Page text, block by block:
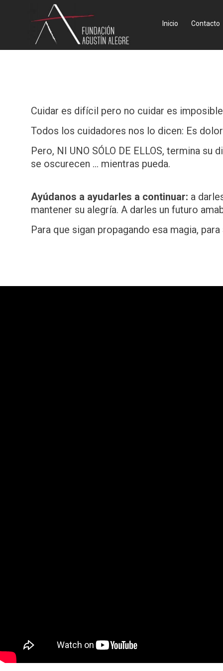
Inicio Contacto
Cuidar es difícil pero no cuidar es
Todos los cuidadores nos lo dicen: Es
Pero, NI UNO SÓLO DE ELLOS, termina
se oscurecen ... mientras pueda.
Ayúdanos a ayudarles a continuar: a
mantener su alegría. A darles un futuro
Para que sigan propagando esa magia,